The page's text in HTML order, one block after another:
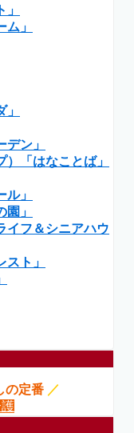
」
ン」
「はなことば」
」
」
イフ＆シニアハウ
ト」
の定番 ／